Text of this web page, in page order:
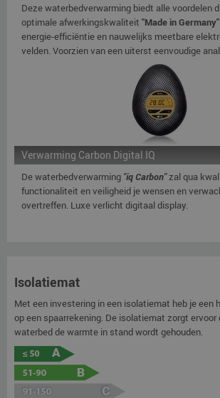
Deze waterbedverwarming biedt alle voordelen
optimale afwerkingskwaliteit "Made in Germany"
energie-efficiëntie en nauwelijks meetbare
velden. Voorzien van een uiterst eenvoudige
Verwarming Carbon Digital IQ
De waterbedverwarming "iq Carbon"zal qua
functionaliteit en veiligheid je wensen en
overtreffen. Luxe verlicht digitaal display.
Isolatiemat
Met een investering in een isolatiemat heb je een
op een spaarrekening. De isolatiemat zorgt ervoor
waterbed de warmte in stand wordt gehouden.